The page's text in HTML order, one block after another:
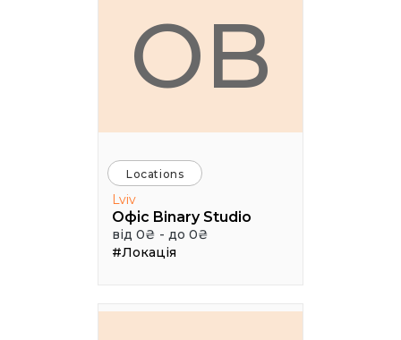
ОB
Locations
Lviv
Офіс Binary Studio
від 0₴ - до 0₴
#Локація